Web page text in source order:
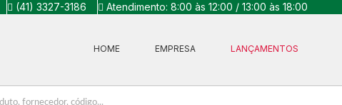
(41) 3327-3186 Atendimento: 8:00 às 12:00 / 13:00 às 18:00
HOME EMPRESA LANÇAMENTOS